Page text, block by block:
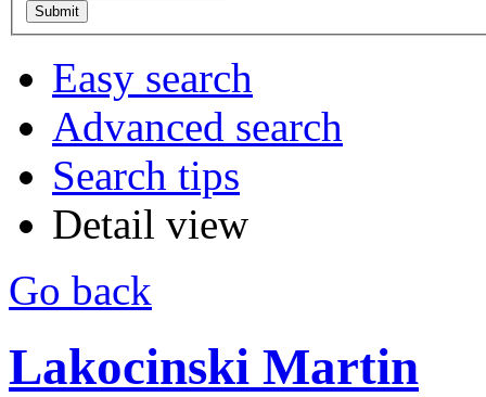
Easy search
Advanced search
Search tips
Detail view
Go back
Lakocinski Martin